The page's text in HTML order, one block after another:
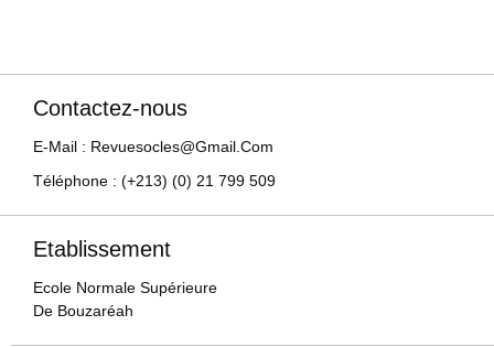
Contactez-nous
E-Mail : Revuesocles@gmail.com
Téléphone : (+213) (0) 21 799 509
Etablissement
Ecole Normale Supérieure
De Bouzaréah